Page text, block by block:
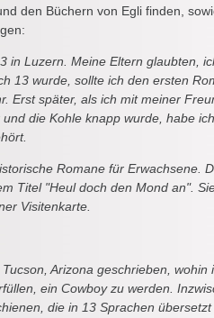
den Büchern von Egli finden,
in Luzern. Meine Eltern glaubten,
13 wurde, sollte ich den ersten
Erst später, als ich mit meiner
die Kohle knapp wurde, habe
Romane für Erwachsene.
Titel "Heul doch den Mond an".
Visitenkarte.
Arizona geschrieben,
ein Cowboy zu werden.
die in 13 Sprachen